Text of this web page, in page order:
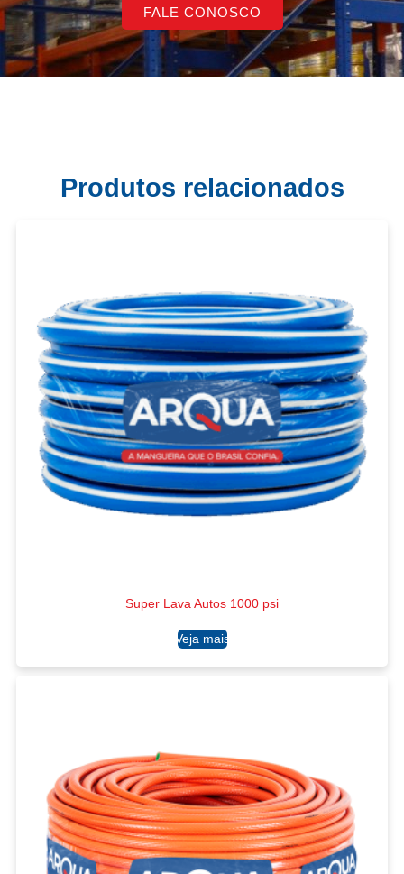
FALE CONOSCO
Produtos relacionados
Super Lava Autos 1000 psi
Ler mais